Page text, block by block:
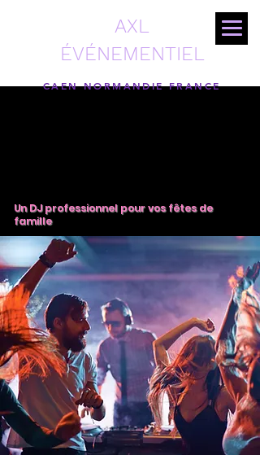
AXL
ÉVÉNEMENTIEL
CAEN NORMANDIE FRANCE
Un DJ professionnel pour vos fêtes de
famille